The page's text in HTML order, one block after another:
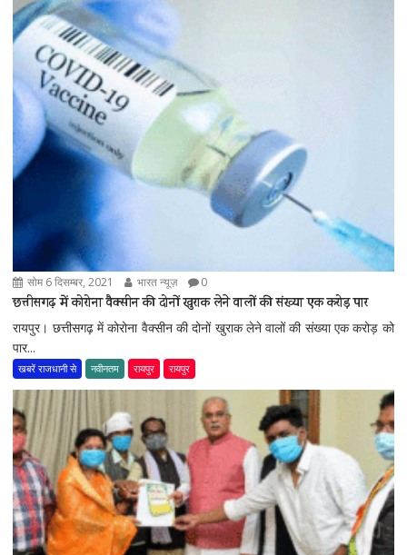
सोम 6 दिसम्बर, 2021 भारत न्यूज़ 0
छत्तीसगढ़ में कोरोना वैक्सीन की दोनों खुराक लेने वालों की संख्या एक करोड़ पार
रायपुर। छत्तीसगढ़ में कोरोना वैक्सीन की दोनों खुराक लेने वालों की संख्या एक करोड़ को
पार...
खबरें राजधानी से नवीनतम रायपुर रायपुर